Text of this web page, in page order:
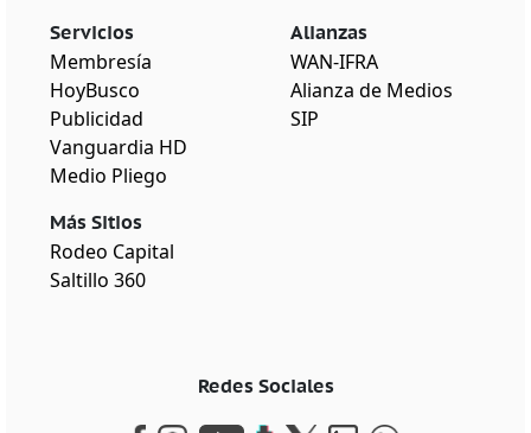
Servicios
Membresía
HoyBusco
Publicidad
Vanguardia HD
Medio Pliego
Más Sitios
Rodeo Capital
Saltillo 360
Alianzas
WAN-IFRA
Alianza de Medios
SIP
Redes Sociales